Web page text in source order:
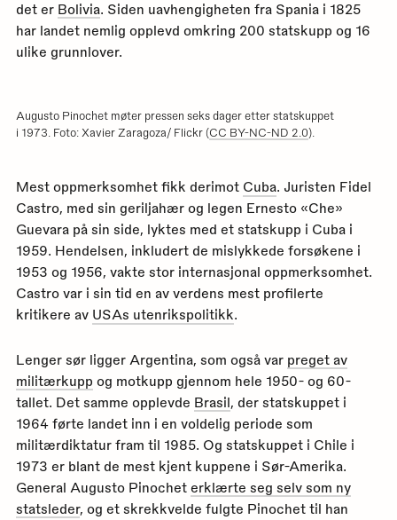
det er Bolivia. Siden uavhengigheten fra Spania i 1825
har landet nemlig opplevd omkring 200 statskupp og 16
ulike grunnlover.
Augusto Pinochet møter pressen seks dager etter statskuppet
i 1973. Foto: Xavier Zaragoza/ Flickr (CC BY-NC-ND 2.0).
Mest oppmerksomhet fikk derimot Cuba. Juristen Fidel
Castro, med sin geriljahær og legen Ernesto «Che»
Guevara på sin side, lyktes med et statskupp i Cuba i
1959. Hendelsen, inkludert de mislykkede forsøkene i
1953 og 1956, vakte stor internasjonal oppmerksomhet.
Castro var i sin tid en av verdens mest profilerte
kritikere av USAs utenrikspolitikk.
Lenger sør ligger Argentina, som også var preget av
militærkupp og motkupp gjennom hele 1950- og 60-
tallet. Det samme opplevde Brasil, der statskuppet i
1964 førte landet inn i en voldelig periode som
militærdiktatur fram til 1985. Og statskuppet i Chile i
1973 er blant de mest kjent kuppene i Sør-Amerika.
General Augusto Pinochet erklærte seg selv som ny
statsleder, og et skrekkvelde fulgte Pinochet til han